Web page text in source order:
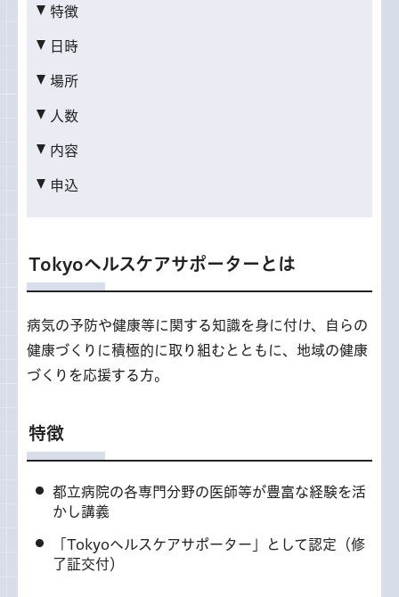
特徴
日時
場所
人数
内容
申込
Tokyoヘルスケアサポーターとは
病気の予防や健康等に関する知識を身に付け、自らの
健康づくりに積極的に取り組むとともに、地域の健康
づくりを応援する方。
特徴
都立病院の各専門分野の医師等が豊富な経験を活
かし講義
「Tokyoヘルスケアサポーター」として認定（修
了証交付）